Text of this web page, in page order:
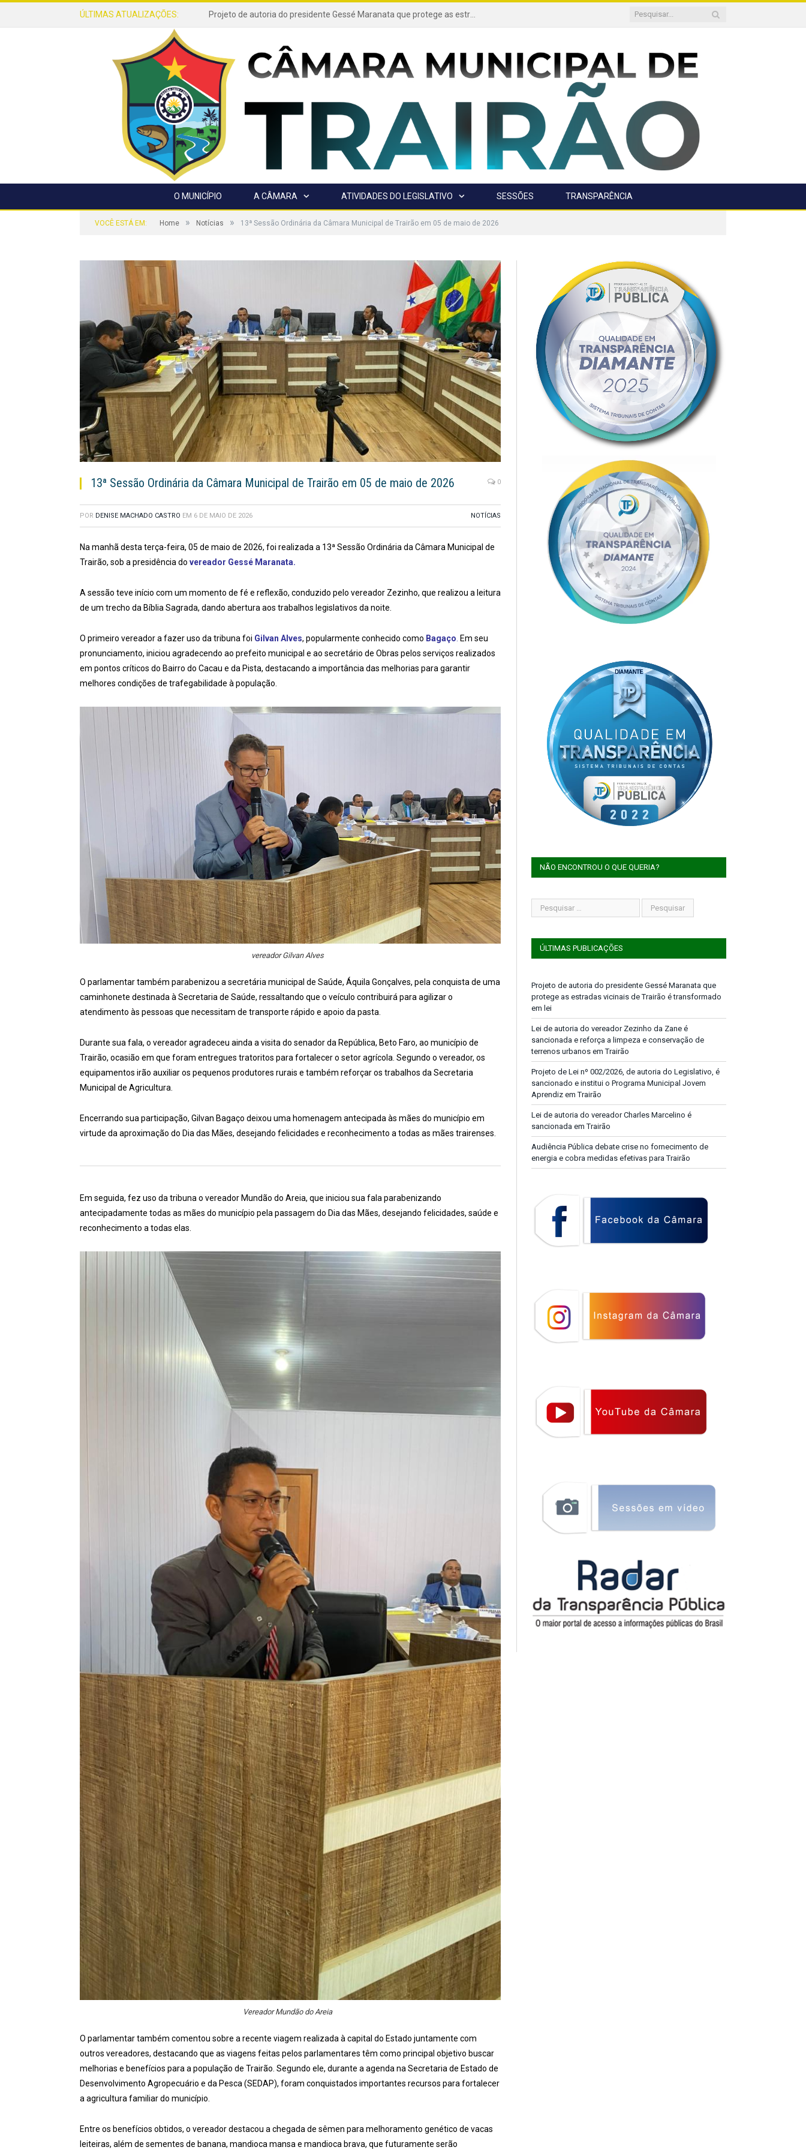
ÚLTIMAS ATUALIZAÇÕES: Projeto de autoria do presidente Gessé Maranata que protege as estradas vicinais de Trairão é transformado em lei
O MUNICÍPIO A CÂMARA ATIVIDADES DO LEGISLATIVO SESSÕES TRANSPARÊNCIA
VOCÊ ESTÁ EM: Home » Notícias » 13ª Sessão Ordinária da Câmara Municipal de Trairão em 05 de maio de 2026
13ª Sessão Ordinária da Câmara Municipal de Trairão em 05 de maio de 2026 0
POR DENISE MACHADO CASTRO EM 6 DE MAIO DE 2026 NOTÍCIAS
Na manhã desta terça-feira, 05 de maio de 2026, foi realizada a 13ª Sessão Ordinária da Câmara Municipal de
Trairão, sob a presidência do vereador Gessé Maranata.
A sessão teve início com um momento de fé e reflexão, conduzido pelo vereador Zezinho, que realizou a leitura
de um trecho da Bíblia Sagrada, dando abertura aos trabalhos legislativos da noite.
O primeiro vereador a fazer uso da tribuna foi Gilvan Alves, popularmente conhecido como Bagaço Em seu
pronunciamento, iniciou agradecendo ao prefeito municipal e ao secretário de Obras pelos serviços realizados
em pontos críticos do Bairro do Cacau e da Pista, destacando a importância das melhorias para garantir
melhores condições de trafegabilidade à população.
vereador Gilvan Alves
O parlamentar também parabenizou a secretária municipal de Saúde, Áquila Gonçalves, pela conquista de uma
caminhonete destinada à Secretaria de Saúde, ressaltando que o veículo contribuirá para agilizar o
atendimento às pessoas que necessitam de transporte rápido e apoio da pasta.
Durante sua fala, o vereador agradeceu ainda a visita do senador da República, Beto Faro, ao município de
Trairão, ocasião em que foram entregues tratoritos para fortalecer o setor agrícola. Segundo o vereador, os
equipamentos irão auxiliar os pequenos produtores rurais e também reforçar os trabalhos da Secretaria
Municipal de Agricultura.
Encerrando sua participação, Gilvan Bagaço deixou uma homenagem antecipada às mães do município em
virtude da aproximação do Dia das Mães, desejando felicidades e reconhecimento a todas as mães trairenses.
Em seguida, fez uso da tribuna o vereador Mundão do Areia, que iniciou sua fala parabenizando
antecipadamente todas as mães do município pela passagem do Dia das Mães, desejando felicidades, saúde e
reconhecimento a todas elas.
Vereador Mundão do Areia
O parlamentar também comentou sobre a recente viagem realizada à capital do Estado juntamente com
outros vereadores, destacando que as viagens feitas pelos parlamentares têm como principal objetivo buscar
melhorias e benefícios para a população de Trairão. Segundo ele, durante a agenda na Secretaria de Estado de
Desenvolvimento Agropecuário e da Pesca (SEDAP), foram conquistados importantes recursos para fortalecer
a agricultura familiar do município.
Entre os benefícios obtidos, o vereador destacou a chegada de sêmen para melhoramento genético de vacas
leiteiras, além de sementes de banana, mandioca mansa e mandioca brava, que futuramente serão
NÃO ENCONTROU O QUE QUERIA?
ÚLTIMAS PUBLICAÇÕES
Projeto de autoria do presidente Gessé Maranata que
protege as estradas vicinais de Trairão é transformado
em lei
Lei de autoria do vereador Zezinho da Zane é
sancionada e reforça a limpeza e conservação de
terrenos urbanos em Trairão
Projeto de Lei nº 002/2026, de autoria do Legislativo, é
sancionado e institui o Programa Municipal Jovem
Aprendiz em Trairão
Lei de autoria do vereador Charles Marcelino é
sancionada em Trairão
Audiência Pública debate crise no fornecimento de
energia e cobra medidas efetivas para Trairão